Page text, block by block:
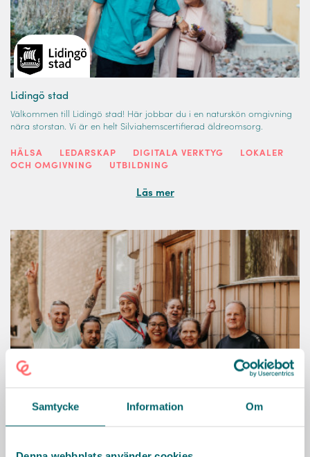
Samtycke Information Om
Lidingö stad
Välkommen till Lidingö stad! Här jobbar du i en naturskön omgivning
nära storstan. Vi är en helt Silviahemscertifierad äldreomsorg.
HÄLSA LEDARSKAP DIGITALA VERKTYG
LOKALER
OCH OMGIVNING
UTBILDNING
Läs mer
Nacka kommun